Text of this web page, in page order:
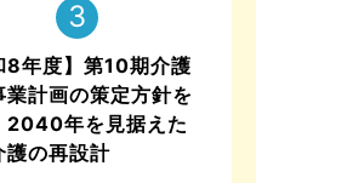
8年度】第10期介護
業計画の策定方針を
2040年を見据えた
護の再設計